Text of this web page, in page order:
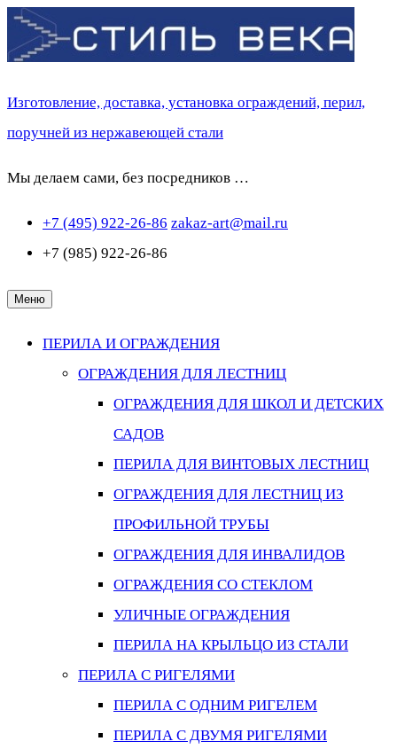
Перейти
к
Изготовление, доставка, установка ограждений, перил,
поручней из нержавеющей стали
Мы делаем сами, без посредников …
+7 (495) 922-26-86 zakaz-art@mail.ru
+7 (985) 922-26-86
Меню
ПЕРИЛА И ОГРАЖДЕНИЯ
ОГРАЖДЕНИЯ ДЛЯ ЛЕСТНИЦ
ОГРАЖДЕНИЯ ДЛЯ ШКОЛ И ДЕТСКИХ
САДОВ
ПЕРИЛА ДЛЯ ВИНТОВЫХ ЛЕСТНИЦ
ОГРАЖДЕНИЯ ДЛЯ ЛЕСТНИЦ ИЗ
ПРОФИЛЬНОЙ ТРУБЫ
ОГРАЖДЕНИЯ ДЛЯ ИНВАЛИДОВ
ОГРАЖДЕНИЯ СО СТЕКЛОМ
УЛИЧНЫЕ ОГРАЖДЕНИЯ
ПЕРИЛА НА КРЫЛЬЦО ИЗ СТАЛИ
ПЕРИЛА С РИГЕЛЯМИ
ПЕРИЛА С ОДНИМ РИГЕЛЕМ
ПЕРИЛА С ДВУМЯ РИГЕЛЯМИ